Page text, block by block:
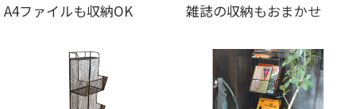
A4ファイルも収納OK 雑誌の収納もおまかせ